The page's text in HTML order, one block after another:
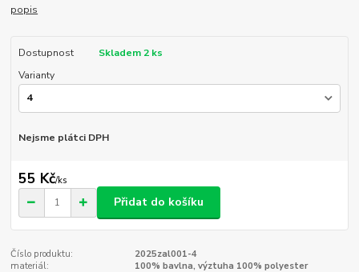
popis
Dostupnost
Skladem 2 ks
Varianty
Nejsme plátci DPH
55 Kč/ks
Přidat do košíku
Číslo produktu:
2025zal001-4
materiál:
100% bavlna, výztuha 100% polyester